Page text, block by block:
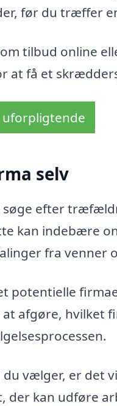
før du træffer
tilbud online
at få et
uforpligtende
selv
efter
kan indebære
fra venner
potentielle
afgøre, hvilket
du vælger, er det
kan udføre